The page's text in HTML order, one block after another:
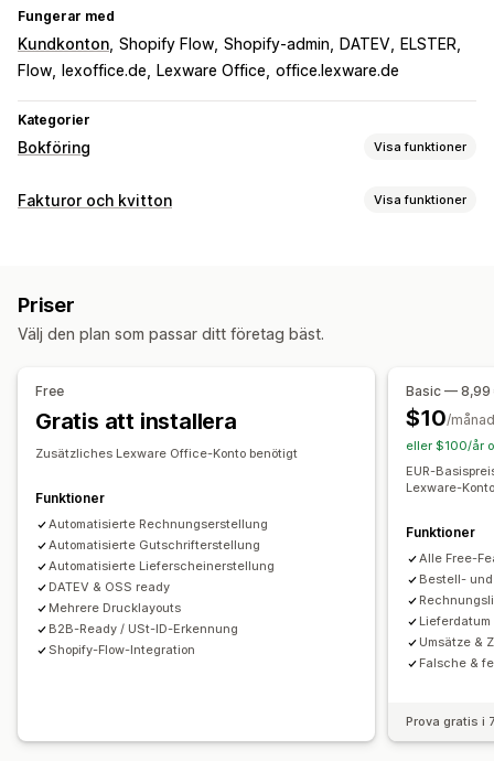
Fungerar med
Kundkonton Shopify Flow Shopify-admin DATEV
ELSTER
Flow
lexoffice.de Lexware Office office.lexware.de
Kategorier
Bokföring Visa funktioner
Ekonomiska rapporter
Instrumentpanel för prestanda
Debitering och fakturering
Betalningsvillkor
Skatteavdrag
Transaktioner Kunder Mappning av omsättningsskatt
Bankavstämning Problemlösning Import av historikdata
Fakturor och kvitton Visa funktioner
Automatisering av e-postmeddelanden
Rapporter
Informationssäkerhet
Sekventiell numrering
Priser
Välj den plan som passar ditt företag bäst.
Free
Gratis att installera
Zusätzliches Lexware Office-Konto benötigt
Funktioner
Automatisierte Rechnungserstellung
Automatisierte Gutschrifterstellung
Automatisierte Lieferscheinerstellung
DATEV & OSS ready
Mehrere Drucklayouts
B2B-Ready / USt-ID-Erkennung
Shopify-Flow-Integration
Basic — 8,99
$10/månad
eller $100/år
EUR-
Lexware-
Funktioner
Alle Free-
Bestell-
Umsätze &
Falsche &
Prova gratis i